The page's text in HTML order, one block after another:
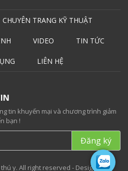
CHUYÊN TRANG KỸ THUẬT
VIDEO TIN TỨC
LIÊN HỆ
tin khuyến mại và chương trình giảm
bạn !
y. All right reserved - Designed